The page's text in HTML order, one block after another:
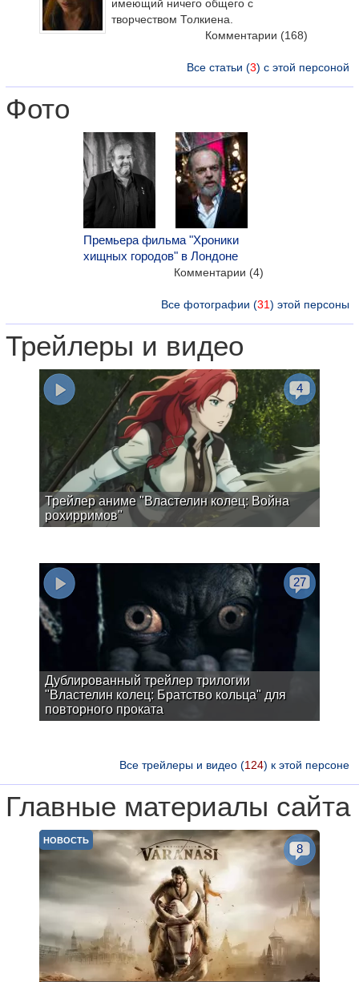
имеющий ничего общего с
творчеством Толкиена.
Комментарии (168)
Все статьи (3) с этой персоной
Фото
Премьера фильма "Хроники
хищных городов" в Лондоне
Комментарии (4)
Все фотографии (31) этой персоны
Трейлеры и видео
Трейлер аниме "Властелин колец: Война
рохирримов"
4
Дублированный трейлер трилогии
"Властелин колец: Братство кольца" для
повторного проката
27
Все трейлеры и видео (124) к этой персоне
Главные материалы сайта
НОВОСТЬ
8